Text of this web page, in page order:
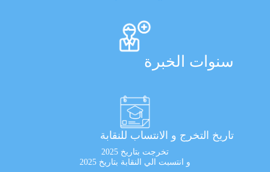
سنوات الخبرة
تاريخ التخرج و الانتساب للنقابة
تخرجت بتاريخ 2025
و انتسبت الي النقابة بتاريخ 2025